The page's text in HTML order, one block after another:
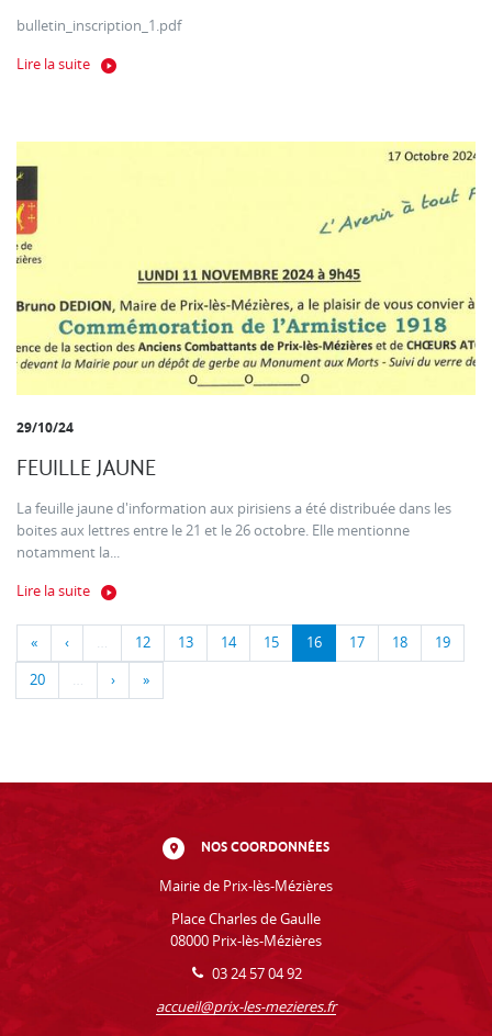
bulletin_inscription_1.pdf
Lire la suite
29/10/24
FEUILLE JAUNE
La feuille jaune d'information aux pirisiens a été distribuée dans les
boites aux lettres entre le 21 et le 26 octobre. Elle mentionne
notamment la...
Lire la suite
« ‹ … 12 13 14 15 16 17 18 19
20 … › »
NOS COORDONNÉES
Mairie de Prix-lès-Mézières
Place Charles de Gaulle
08000 Prix-lès-Mézières
03 24 57 04 92
accueil@prix-les-mezieres.fr